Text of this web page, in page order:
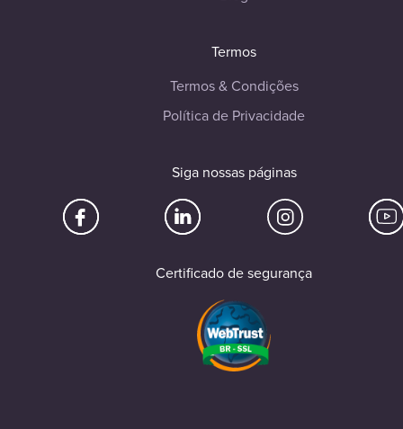
Termos
Termos & Condições
Política de Privacidade
Siga nossas páginas
Certificado de segurança